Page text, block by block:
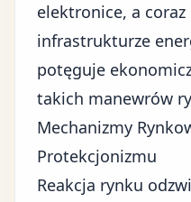
elektronice, a coraz
infrastrukturze
potęguje
takich manewrów
Mechanizmy
Protekcjonizmu
Reakcja rynku